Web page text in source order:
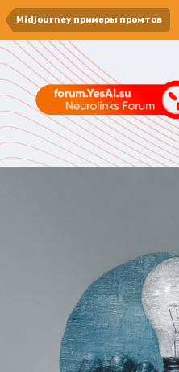
Midjourney примеры промтов